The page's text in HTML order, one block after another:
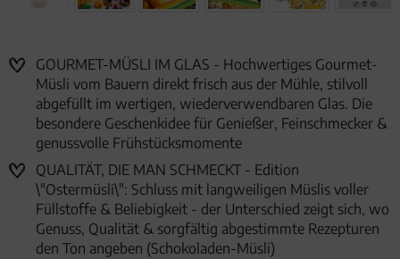
GOURMET-MÜSLI IM GLAS - Hochwertiges Gourmet-
Müsli vom Bauern direkt frisch aus der Mühle, stilvoll
abgefüllt im wertigen, wiederverwendbaren Glas. Die
besondere Geschenkidee für Genießer, Feinschmecker &
genussvolle Frühstücksmomente
QUALITÄT, DIE MAN SCHMECKT - Edition
\"Ostermüsli\": Schluss mit langweiligen Müslis voller
Füllstoffe & Beliebigkeit - der Unterschied zeigt sich, wo
Genuss, Qualität & sorgfältig abgestimmte Rezepturen
den Ton angeben (Schokoladen-Müsli)